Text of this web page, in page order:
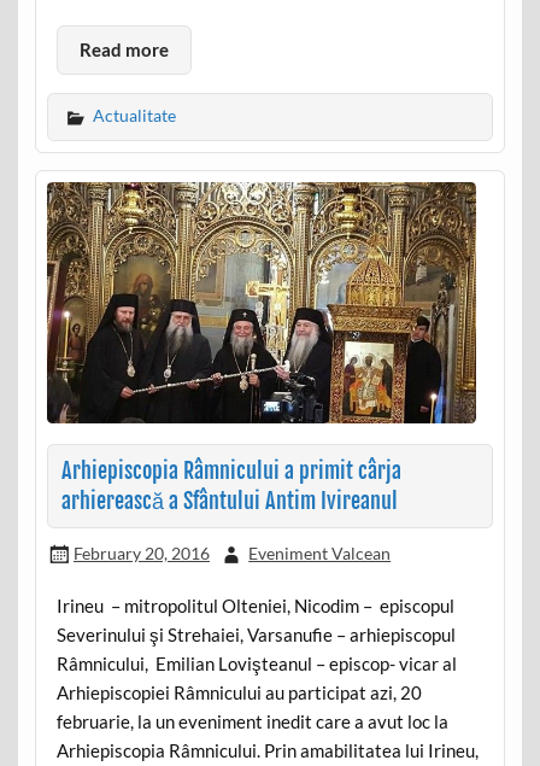
Read more
Actualitate
Arhiepiscopia Râmnicului a primit cârja
arhierească a Sfântului Antim Ivireanul
February 20, 2016 Eveniment Valcean
Irineu – mitropolitul Olteniei, Nicodim – episcopul
Severinului şi Strehaiei, Varsanufie – arhiepiscopul
Râmnicului, Emilian Lovişteanul – episcop- vicar al
Arhiepiscopiei Râmnicului au participat azi, 20
februarie, la un eveniment inedit care a avut loc la
Arhiepiscopia Râmnicului. Prin amabilitatea lui Irineu,